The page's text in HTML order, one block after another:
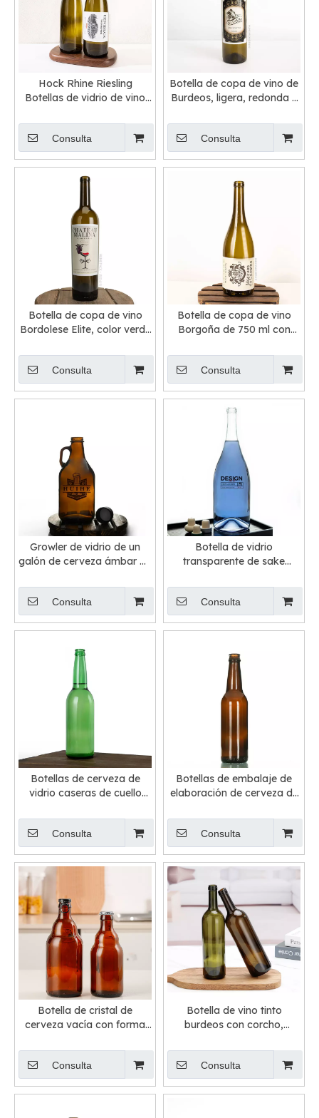
Hock Rhine Riesling
Botellas de vidrio de vino
Consulta
Botella de copa de vino de
Burdeos, ligera, redonda y
Consulta
Botella de copa de vino
Bordolese Elite, color verde
Consulta
Botella de copa de vino
Borgoña de 750 ml con
Punted
Consulta
Growler de vidrio de un
galón de cerveza ámbar de
Consulta
Botella de vidrio
transparente de sake
Consulta
Botellas de cerveza de
vidrio caseras de cuello
Consulta
Botellas de embalaje de
elaboración de cerveza de
Consulta
Botella de cristal de
cerveza vacía con forma
500 ml
Consulta
Botella de vino tinto
burdeos con corcho,
Consulta